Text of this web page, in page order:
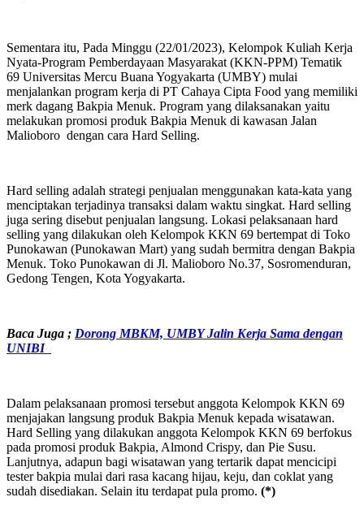
Sementara itu, Pada Minggu (22/01/2023), Kelompok Kuliah Kerja
Nyata-Program Pemberdayaan Masyarakat (KKN-PPM) Tematik
69 Universitas Mercu Buana Yogyakarta (UMBY) mulai
menjalankan program kerja di PT Cahaya Cipta Food yang memiliki
merk dagang Bakpia Menuk. Program yang dilaksanakan yaitu
melakukan promosi produk Bakpia Menuk di kawasan Jalan
Malioboro dengan cara Hard Selling.
Hard selling adalah strategi penjualan menggunakan kata-kata yang
menciptakan terjadinya transaksi dalam waktu singkat. Hard selling
juga sering disebut penjualan langsung. Lokasi pelaksanaan hard
selling yang dilakukan oleh Kelompok KKN 69 bertempat di Toko
Punokawan (Punokawan Mart) yang sudah bermitra dengan Bakpia
Menuk. Toko Punokawan di Jl. Malioboro No.37, Sosromenduran,
Gedong Tengen, Kota Yogyakarta.
Baca Juga ; Dorong MBKM, UMBY Jalin Kerja Sama dengan
UNIBI
Dalam pelaksanaan promosi tersebut anggota Kelompok KKN 69
menjajakan langsung produk Bakpia Menuk kepada wisatawan.
Hard Selling yang dilakukan anggota Kelompok KKN 69 berfokus
pada promosi produk Bakpia, Almond Crispy, dan Pie Susu.
Lanjutnya, adapun bagi wisatawan yang tertarik dapat mencicipi
tester bakpia mulai dari rasa kacang hijau, keju, dan coklat yang
sudah disediakan. Selain itu terdapat pula promo. (*)